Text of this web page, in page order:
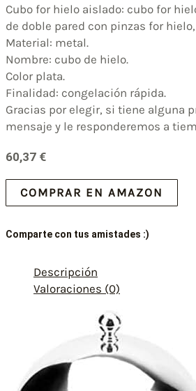
Cubo for hielo aislado: cubo for
de doble pared con pinzas for
Material: metal.
Nombre: cubo de hielo.
Color plata.
Finalidad: congelación rápida.
Gracias por elegir, si tiene alguna
mensaje y le responderemos a
60,37 €
COMPRAR EN AMAZON
Comparte con tus amistades :)
Descripción
Valoraciones (0)